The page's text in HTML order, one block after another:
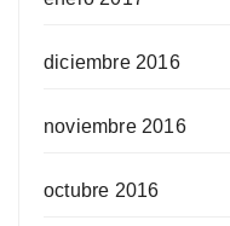
diciembre 2016
noviembre 2016
octubre 2016